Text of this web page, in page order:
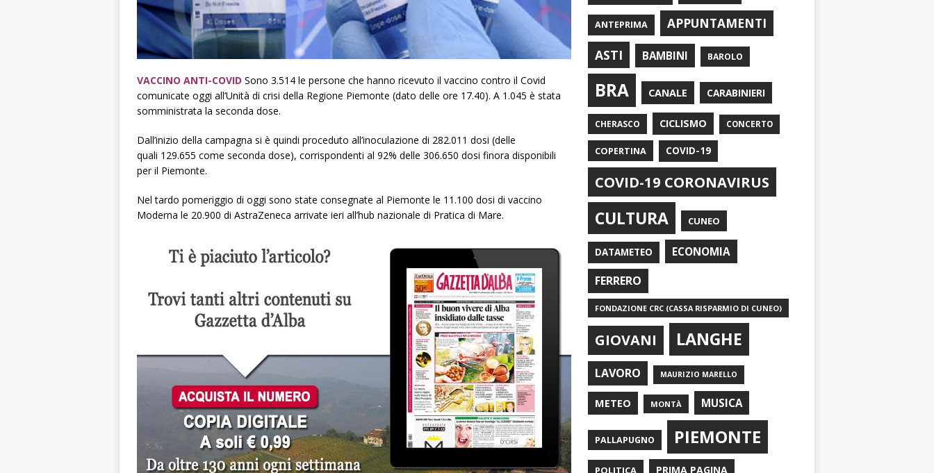
VACCINO ANTI-COVID Sono 3.514 le persone che hanno ricevuto il vaccino contro il Covid
comunicate oggi all’Unità di crisi della Regione Piemonte (dato delle ore 17.40). A 1.045 è stata
somministrata la seconda dose.
Dall’inizio della campagna si è quindi proceduto all’inoculazione di 282.011 dosi (delle
quali 129.655 come seconda dose), corrispondenti al 92% delle 306.650 dosi finora disponibili
per il Piemonte.
Nel tardo pomeriggio di oggi sono state consegnate al Piemonte le 11.100 dosi di vaccino
Moderna le 20.900 di AstraZeneca arrivate ieri all’hub nazionale di Pratica di Mare.
ANTEPRIMA
APPUNTAMENTI
ASTI
BAMBINI BAROLO
BRA CANALE CARABINIERI
CHERASCO CICLISMO CONCERTO
COPERTINA COVID-19
COVID-19 CORONAVIRUS
CULTURA CUNEO
DATAMETEO ECONOMIA
FERRERO
FONDAZIONE CRC (CASSA RISPARMIO DI CUNEO)
GIOVANI LANGHE
LAVORO MAURIZIO MARELLO
METEO MONTÀ MUSICA
PALLAPUGNO PIEMONTE
POLITICA PRIMA PAGINA